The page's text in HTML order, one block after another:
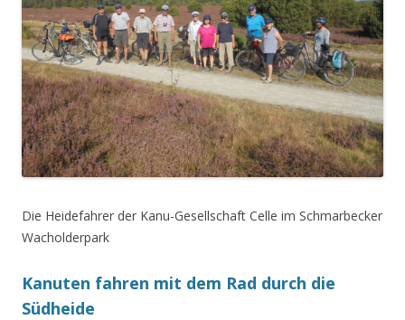
Die Heidefahrer der Kanu-Gesellschaft Celle im Schmarbecker
Wacholderpark
Kanuten fahren mit dem Rad durch die
Südheide